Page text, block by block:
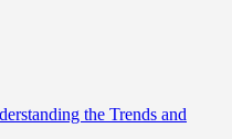
the Trends and